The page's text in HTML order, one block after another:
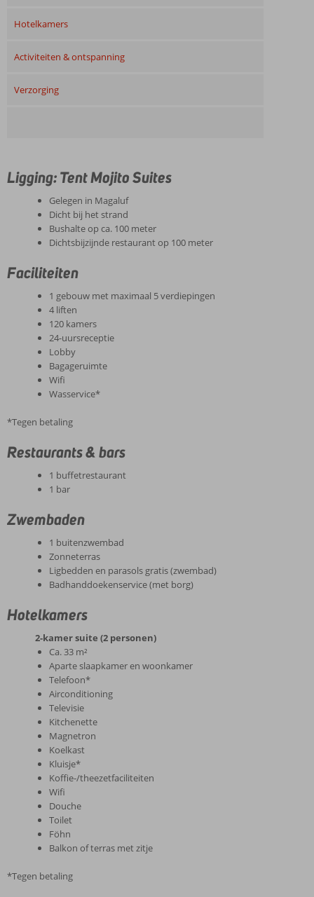
Hotelkamers
Activiteiten & ontspanning
Verzorging
Ligging: Tent Mojito Suites
Gelegen in Magaluf
Dicht bij het strand
Bushalte op ca. 100 meter
Dichtsbijzijnde restaurant op 100 meter
Faciliteiten
1 gebouw met maximaal 5 verdiepingen
4 liften
120 kamers
24-uursreceptie
Lobby
Bagageruimte
Wifi
Wasservice*
*Tegen betaling
Restaurants & bars
1 buffetrestaurant
1 bar
Zwembaden
1 buitenzwembad
Zonneterras
Ligbedden en parasols gratis (zwembad)
Badhanddoekenservice (met borg)
Hotelkamers
2-kamer suite (2 personen)
Ca. 33 m²
Aparte slaapkamer en woonkamer
Telefoon*
Airconditioning
Televisie
Kitchenette
Magnetron
Koelkast
Kluisje*
Koffie-/theezetfaciliteiten
Wifi
Douche
Toilet
Föhn
Balkon of terras met zitje
*Tegen betaling